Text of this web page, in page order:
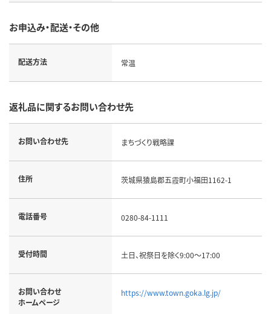
お申込み・配送・その他
配送方法 常温
返礼品に関するお問い合わせ先
お問い合わせ先 まちづくり戦略課
住所 茨城県猿島郡五霞町小福田1162-1
電話番号 0280-84-1111
受付時間 土日、祝祭日を除く9:00～17:00
お問い合わせ
ホームページ
https://www.town.goka.lg.jp/